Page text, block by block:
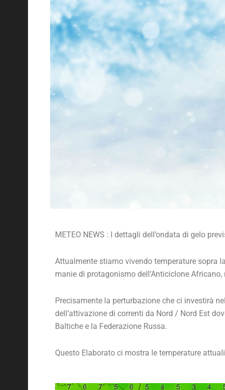
METEO NEWS : I dettagli dell’ondata di gelo
Attualmente stiamo vivendo temperature sopra
manie di protagonismo dell’Anticiclone
Precisamente la perturbazione che ci investirà
dell’attivazione di correnti da Nord / Nord Est
Baltiche e la Federazione Russa.
Questo Elaborato ci mostra le temperature